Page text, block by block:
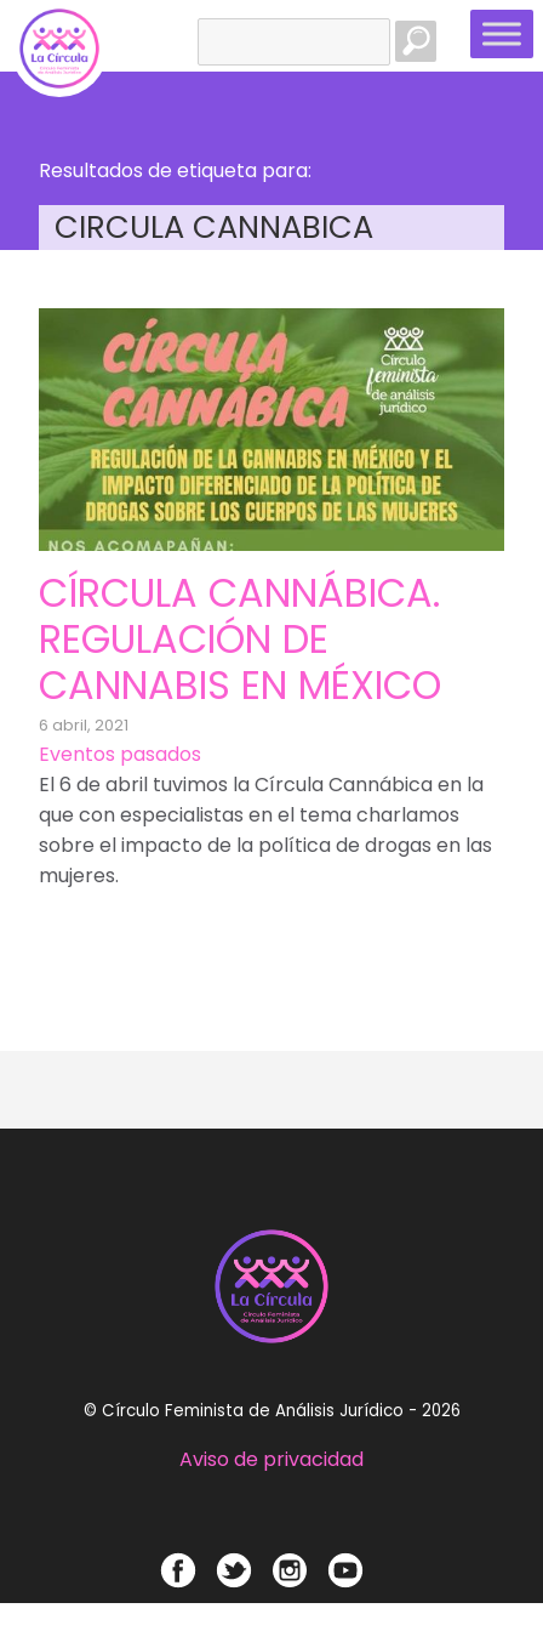
Resultados de etiqueta para:
CIRCULA CANNABICA
CÍRCULA CANNÁBICA.
REGULACIÓN DE
CANNABIS EN MÉXICO
6 abril, 2021
Eventos pasados
El 6 de abril tuvimos la Círcula Cannábica en la
que con especialistas en el tema charlamos
sobre el impacto de la política de drogas en las
mujeres.
© Círculo Feminista de Análisis Jurídico - 2026
Aviso de privacidad
circulofeministaaj@gmail.com